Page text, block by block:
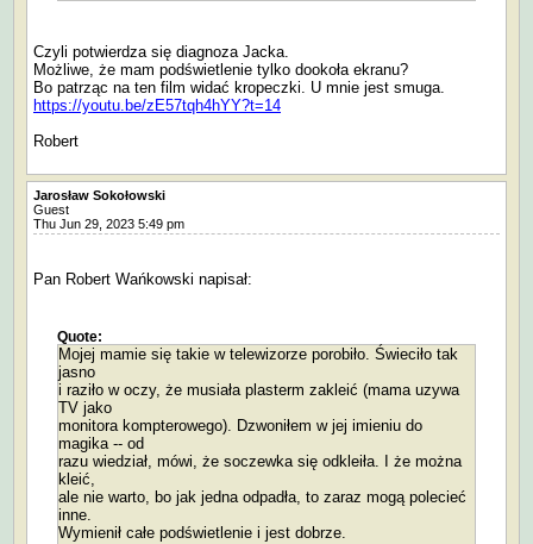
Czyli potwierdza się diagnoza Jacka.
Możliwe, że mam podświetlenie tylko dookoła ekranu?
Bo patrząc na ten film widać kropeczki. U mnie jest smuga.
https://youtu.be/zE57tqh4hYY?t=14
Robert
Jarosław Sokołowski
Guest
Thu Jun 29, 2023 5:49 pm
Pan Robert Wańkowski napisał:
Quote:
Mojej mamie się takie w telewizorze porobiło. Świeciło tak
jasno
i raziło w oczy, że musiała plasterm zakleić (mama uzywa
TV jako
monitora kompterowego). Dzwoniłem w jej imieniu do
magika -- od
razu wiedział, mówi, że soczewka się odkleiła. I że można
kleić,
ale nie warto, bo jak jedna odpadła, to zaraz mogą polecieć
inne.
Wymienił całe podświetlenie i jest dobrze.